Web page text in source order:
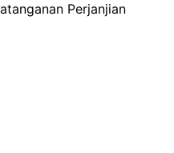
Perjanjian